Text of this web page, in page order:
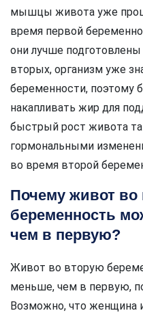
мышцы живота уже
время первой
они лучше
вторых, организм уже
беременности, поэтому
накапливать жир для
быстрый рост живота
гормональными
во время второй
Почему живот во
беременность
чем в первую?
Живот во вторую
меньше, чем в первую,
Возможно, что женщина